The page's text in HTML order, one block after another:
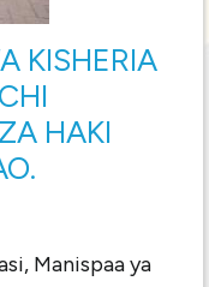
KISHERIA
HAKI
Manispaa ya